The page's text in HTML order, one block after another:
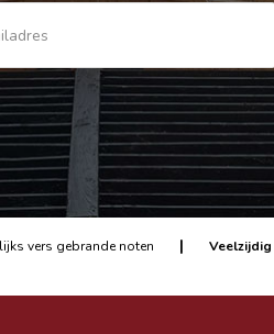
vers gebrande noten | Veelzijdig